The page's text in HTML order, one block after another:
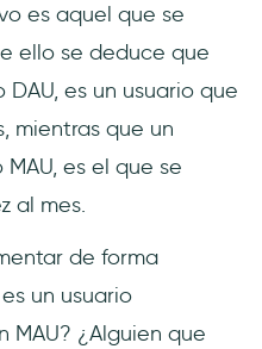
es aquel que se
ello se deduce que
es un usuario que
mientras que un
es el que se
al mes.
de forma
un usuario
MAU? ¿Alguien que